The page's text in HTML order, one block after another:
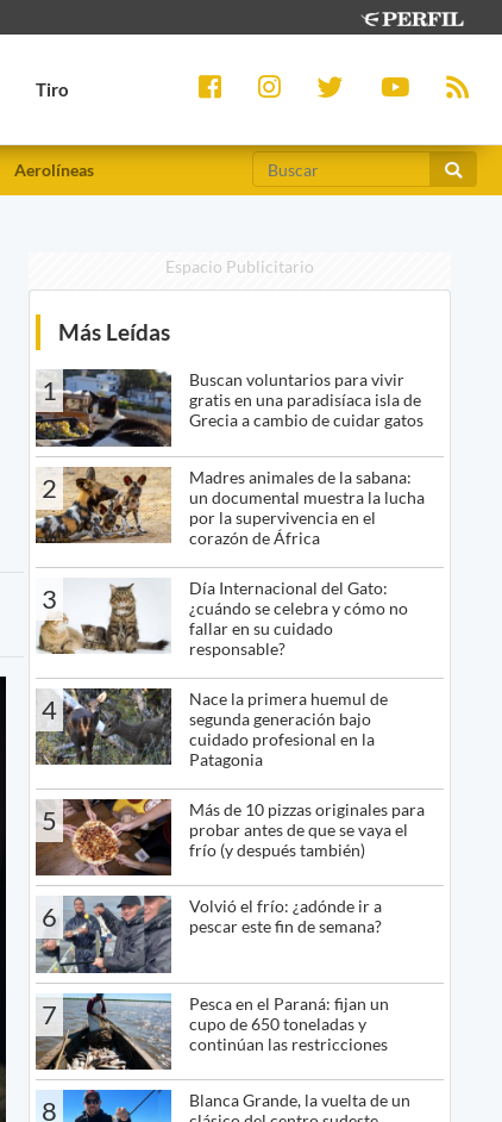
Tiro
Aerolíneas
Espacio Publicitario
Más Leídas
1
Buscan voluntarios para vivir
gratis en una paradisíaca isla de
Grecia a cambio de cuidar gatos
2
Madres animales de la sabana:
un documental muestra la lucha
por la supervivencia en el
corazón de África
3
Día Internacional del Gato:
¿cuándo se celebra y cómo no
fallar en su cuidado
responsable?
4
Nace la primera huemul de
segunda generación bajo
cuidado profesional en la
Patagonia
5
Más de 10 pizzas originales para
probar antes de que se vaya el
frío (y después también)
6
Volvió el frío: ¿adónde ir a
pescar este fin de semana?
7
Pesca en el Paraná: fijan un
cupo de 650 toneladas y
continúan las restricciones
8
Blanca Grande, la vuelta de un